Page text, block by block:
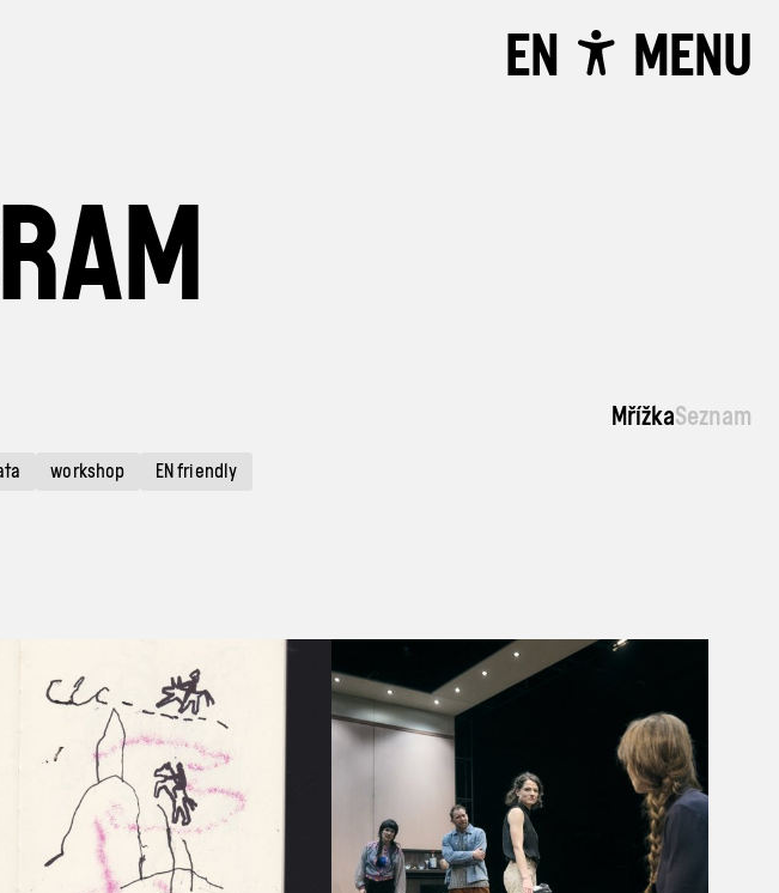
EN MENU
MřížkaSeznam
workshop EN friendly